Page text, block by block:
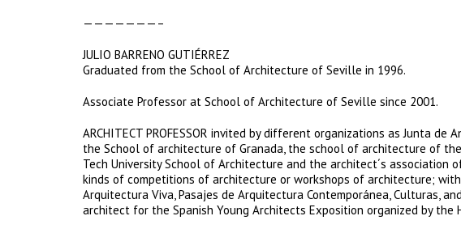
———————–
JULIO BARRENO GUTIÉRREZ
Graduated from the School of Architecture of Seville in 1996.
Associate Professor at School of Architecture of Seville since 2001.
ARCHITECT PROFESSOR invited by different organizations as Junta
the School of architecture of Granada, the school of architecture of
Tech University School of Architecture and the architect´s
kinds of competitions of architecture or workshops of architecture;
Arquitectura Viva, Pasajes de Arquitectura Contemporánea, Culturas,
architect for the Spanish Young Architects Exposition organized by the